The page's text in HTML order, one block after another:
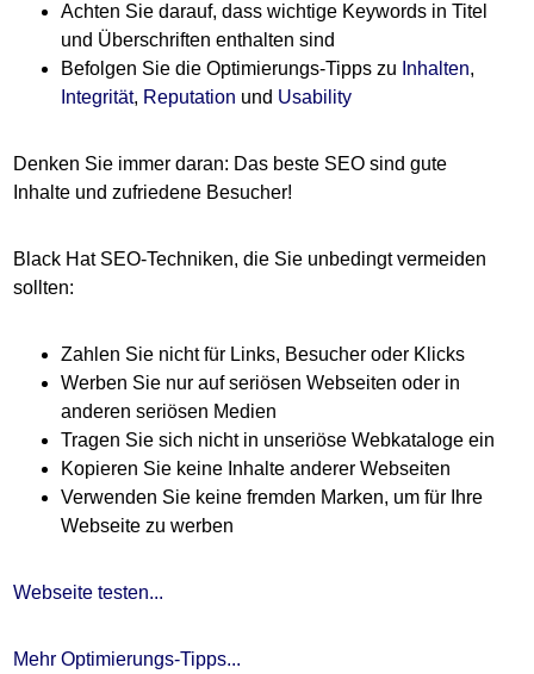
Achten Sie darauf, dass wichtige Keywords in Titel
und Überschriften enthalten sind
Befolgen Sie die Optimierungs-Tipps zu Inhalten,
Integrität, Reputation und Usability
Denken Sie immer daran: Das beste SEO sind gute
Inhalte und zufriedene Besucher!
Black Hat SEO-Techniken, die Sie unbedingt vermeiden
sollten:
Zahlen Sie nicht für Links, Besucher oder Klicks
Werben Sie nur auf seriösen Webseiten oder in
anderen seriösen Medien
Tragen Sie sich nicht in unseriöse Webkataloge ein
Kopieren Sie keine Inhalte anderer Webseiten
Verwenden Sie keine fremden Marken, um für Ihre
Webseite zu werben
Webseite testen...
Mehr Optimierungs-Tipps...